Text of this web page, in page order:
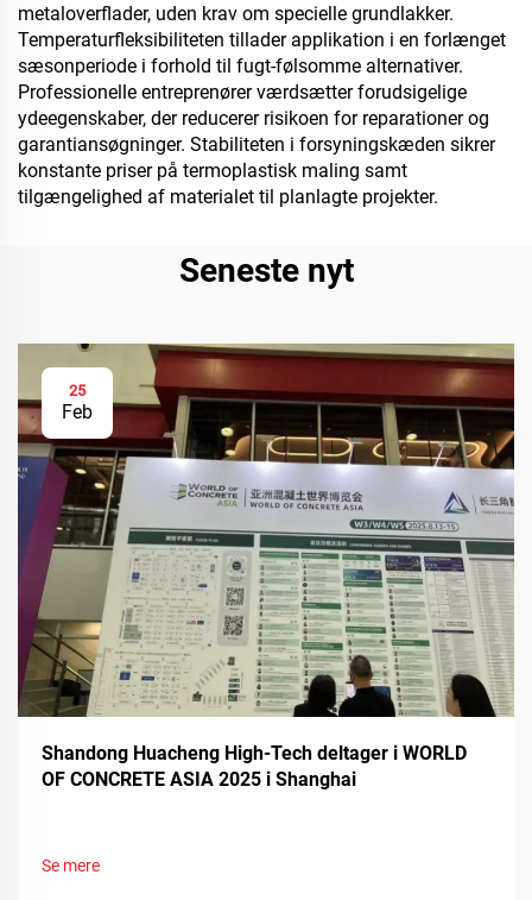
metaloverflader, uden krav om specielle grundlakker.
Temperaturfleksibiliteten tillader applikation i en forlænget
sæsonperiode i forhold til fugt-følsomme alternativer.
Professionelle entreprenører værdsætter forudsigelige
ydeegenskaber, der reducerer risikoen for reparationer og
garantiansøgninger. Stabiliteten i forsyningskæden sikrer
konstante priser på termoplastisk maling samt
tilgængelighed af materialet til planlagte projekter.
Seneste nyt
25
Feb
Shandong Huacheng High-Tech deltager i WORLD
OF CONCRETE ASIA 2025 i Shanghai
Se mere